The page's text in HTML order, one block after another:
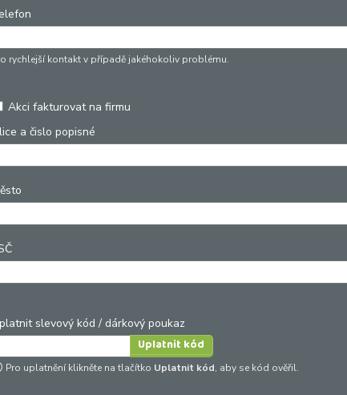
rychlejší kontakt v případě jakéhokoliv problému.
Akci fakturovat na firmu
a čislo popisné
slevový kód / dárkový poukaz
Pro uplatnění klikněte na tlačítko Uplatnit kód, aby se kód ověřil.